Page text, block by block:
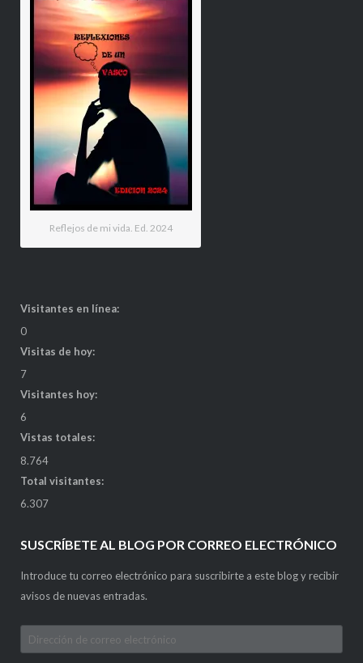
Reflejos de mi vida. Ed. 2024
Visitantes en línea:
0
Visitas de hoy:
7
Visitantes hoy:
6
Vistas totales:
8.764
Total visitantes:
6.307
SUSCRÍBETE AL BLOG POR CORREO ELECTRÓNICO
Introduce tu correo electrónico para suscribirte a este blog y recibir
avisos de nuevas entradas.
Dirección
de